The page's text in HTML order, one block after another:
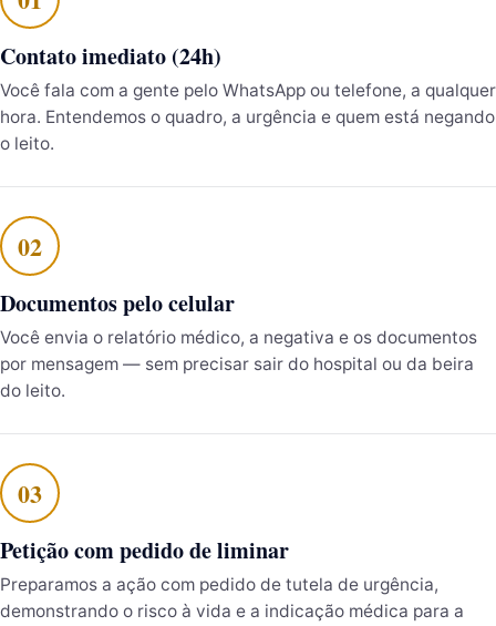
Contato imediato (24h)
Você fala com a gente pelo WhatsApp ou telefone, a qualquer
hora. Entendemos o quadro, a urgência e quem está negando
o leito.
Documentos pelo celular
Você envia o relatório médico, a negativa e os documentos
por mensagem — sem precisar sair do hospital ou da beira
do leito.
Petição com pedido de liminar
Preparamos a ação com pedido de tutela de urgência,
demonstrando o risco à vida e a indicação médica para a